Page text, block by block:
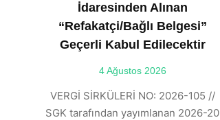
İdaresinden Alınan
“Refakatçi/Bağlı Belgesi”
Geçerli Kabul Edilecektir
4 Ağustos 2026
VERGİ SİRKÜLERİ NO: 2026-105 //
SGK tarafından yayımlanan 2026-20